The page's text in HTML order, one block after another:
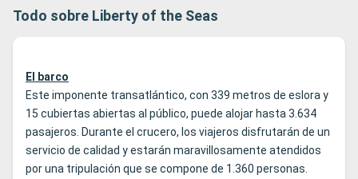
Todo sobre Liberty of the Seas
El barco
Este imponente transatlántico, con 339 metros de eslora y
15 cubiertas abiertas al público, puede alojar hasta 3.634
pasajeros. Durante el crucero, los viajeros disfrutarán de un
servicio de calidad y estarán maravillosamente atendidos
por una tripulación que se compone de 1.360 personas.